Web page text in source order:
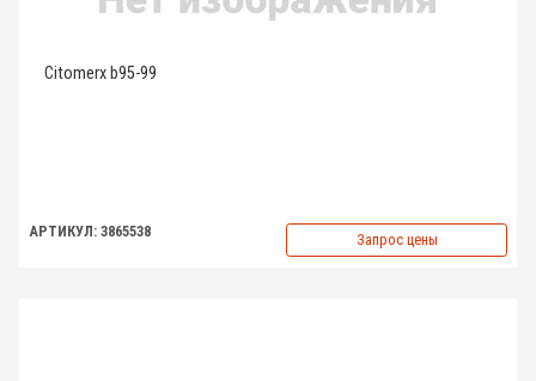
Citomerx b95-99
АРТИКУЛ: 3865538 Запрос цены